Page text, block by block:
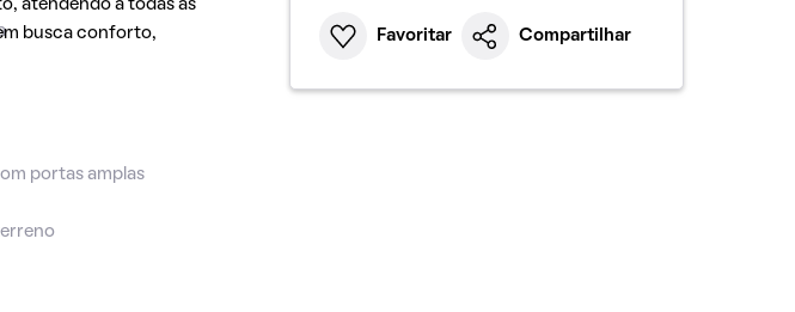
atendendo a todas as
busca conforto,
portas amplas
Favoritar Compartilhar